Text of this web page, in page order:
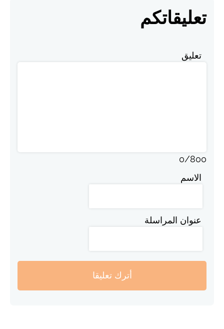
تعليقاتكم
تعليق
0/800
الاسم
عنوان المراسلة
أترك تعليقا